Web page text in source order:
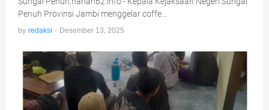
Penuh Provinsi Jambi menggelar coffe…
by redaksi - Desember 13, 2025